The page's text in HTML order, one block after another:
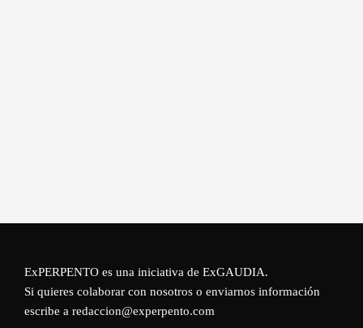
ExPERPENTO es una iniciativa de ExGAUDIA.
Si quieres colaborar con nosotros o enviarnos información
escribe a redaccion@experpento.com